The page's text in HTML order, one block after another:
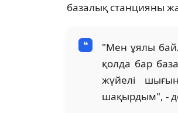
базалық станцияны
"Мен ұялы
қолда бар
жүйелі
шақырдым", -